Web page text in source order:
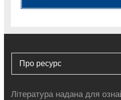
Про ресурс
Література надана для